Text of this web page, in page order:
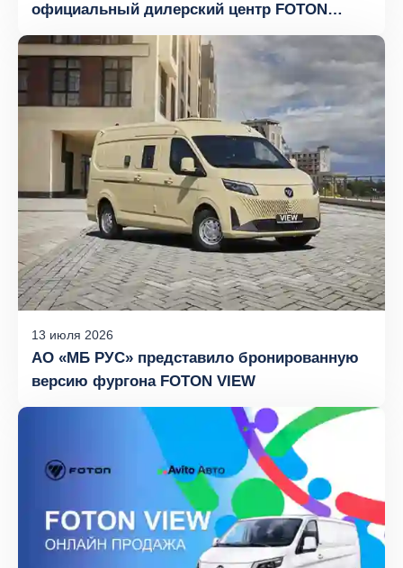
официальный дилерский центр FOTON
«Атлант-Моторс»
13 июля 2026
АО «МБ РУС» представило бронированную
версию фургона FOTON VIEW